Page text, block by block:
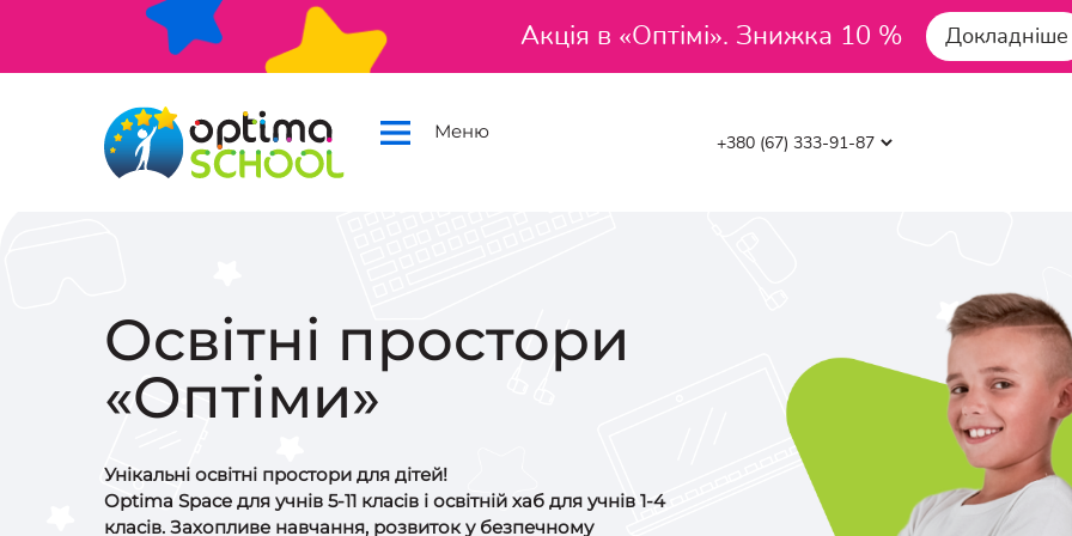
Акція в «Оптімі». Знижка 10 % Докладніше
Меню
Освітні простори
«Оптіми»
Унікальні освітні простори для дітей!
Optima Space для учнів 5-11 класів і освітній хаб для учнів 1-4
класів. Захопливе навчання, розвиток у безпечному